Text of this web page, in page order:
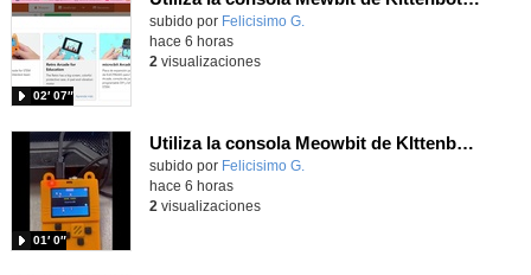
Contenido educativo.
subido por Felicisimo G.
02′ 07″
hace 6 horas
2 visualizaciones
Utiliza la consola Meowbit de KIttenbot para jugar con tus programas MakeCode Arcade
Contenido educativo.
subido por Felicisimo G.
01′ 0″
hace 6 horas
2 visualizaciones